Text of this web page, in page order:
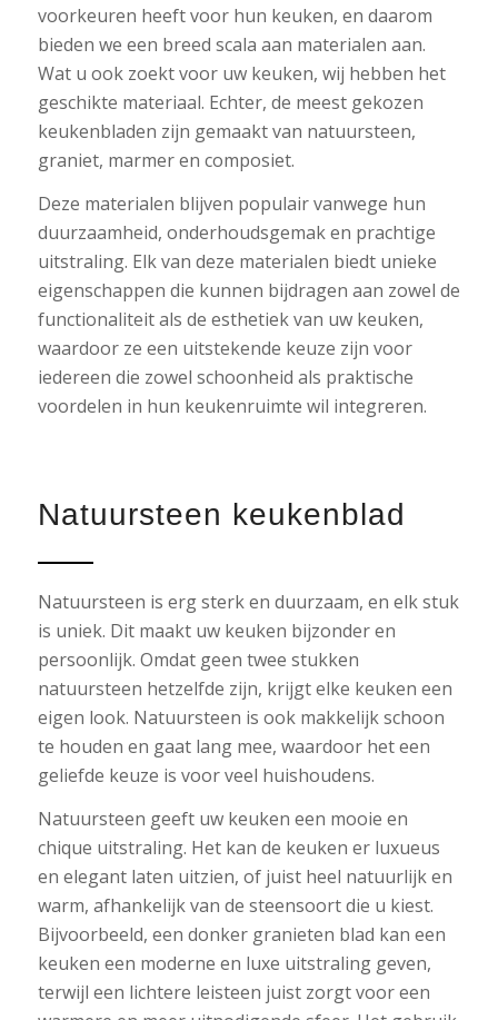
voorkeuren heeft voor hun keuken, en daarom
bieden we een breed scala aan materialen aan.
Wat u ook zoekt voor uw keuken, wij hebben het
geschikte materiaal. Echter, de meest gekozen
keukenbladen zijn gemaakt van natuursteen,
graniet, marmer en composiet.
Deze materialen blijven populair vanwege hun
duurzaamheid, onderhoudsgemak en prachtige
uitstraling. Elk van deze materialen biedt unieke
eigenschappen die kunnen bijdragen aan zowel de
functionaliteit als de esthetiek van uw keuken,
waardoor ze een uitstekende keuze zijn voor
iedereen die zowel schoonheid als praktische
voordelen in hun keukenruimte wil integreren.
Natuursteen keukenblad
Natuursteen is erg sterk en duurzaam, en elk stuk
is uniek. Dit maakt uw keuken bijzonder en
persoonlijk. Omdat geen twee stukken
natuursteen hetzelfde zijn, krijgt elke keuken een
eigen look. Natuursteen is ook makkelijk schoon
te houden en gaat lang mee, waardoor het een
geliefde keuze is voor veel huishoudens.
Natuursteen geeft uw keuken een mooie en
chique uitstraling. Het kan de keuken er luxueus
en elegant laten uitzien, of juist heel natuurlijk en
warm, afhankelijk van de steensoort die u kiest.
Bijvoorbeeld, een donker granieten blad kan een
keuken een moderne en luxe uitstraling geven,
terwijl een lichtere leisteen juist zorgt voor een